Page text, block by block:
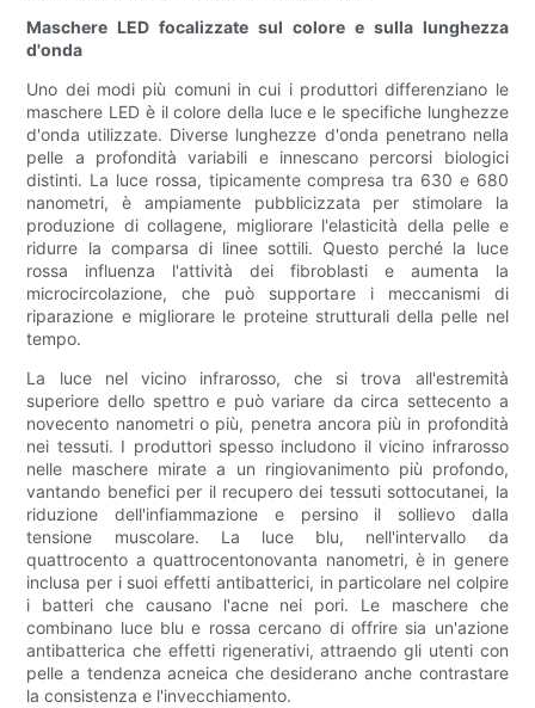
Maschere LED focalizzate sul colore e sulla lunghezza
d'onda
Uno dei modi più comuni in cui i produttori differenziano le
maschere LED è il colore della luce e le specifiche lunghezze
d'onda utilizzate. Diverse lunghezze d'onda penetrano nella
pelle a profondità variabili e innescano percorsi biologici
distinti. La luce rossa, tipicamente compresa tra 630 e 680
nanometri, è ampiamente pubblicizzata per stimolare la
produzione di collagene, migliorare l'elasticità della pelle e
ridurre la comparsa di linee sottili. Questo perché la luce
rossa influenza l'attività dei fibroblasti e aumenta la
microcircolazione, che può supportare i meccanismi di
riparazione e migliorare le proteine ​​strutturali della pelle nel
tempo.
La luce nel vicino infrarosso, che si trova all'estremità
superiore dello spettro e può variare da circa settecento a
novecento nanometri o più, penetra ancora più in profondità
nei tessuti. I produttori spesso includono il vicino infrarosso
nelle maschere mirate a un ringiovanimento più profondo,
vantando benefici per il recupero dei tessuti sottocutanei, la
riduzione dell'infiammazione e persino il sollievo dalla
tensione muscolare. La luce blu, nell'intervallo da
quattrocento a quattrocentonovanta nanometri, è in genere
inclusa per i suoi effetti antibatterici, in particolare nel colpire
i batteri che causano l'acne nei pori. Le maschere che
combinano luce blu e rossa cercano di offrire sia un'azione
antibatterica che effetti rigenerativi, attraendo gli utenti con
pelle a tendenza acneica che desiderano anche contrastare
la consistenza e l'invecchiamento.